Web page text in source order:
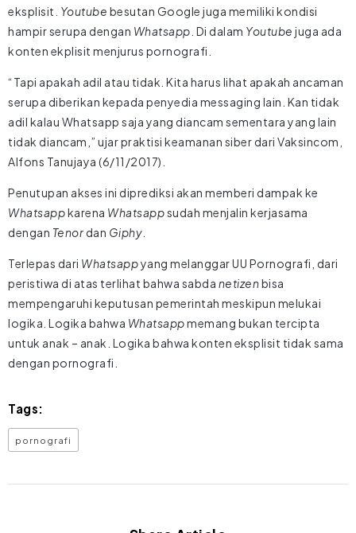
eksplisit. Youtube besutan Google juga memiliki kondisi
hampir serupa dengan Whatsapp . Di dalam Youtube juga ada
konten ekplisit menjurus pornografi.
“Tapi apakah adil atau tidak. Kita harus lihat apakah ancaman
serupa diberikan kepada penyedia messaging lain. Kan tidak
adil kalau Whatsapp saja yang diancam sementara yang lain
tidak diancam,” ujar praktisi keamanan siber dari Vaksincom,
Alfons Tanujaya (6/11/2017).
Penutupan akses ini diprediksi akan memberi dampak ke
Whatsappkarena Whatsappsudah menjalin kerjasama
dengan Tenor dan Giphy
Terlepas dari Whatsappyang melanggar UU Pornografi, dari
peristiwa di atas terlihat bahwa sabda netizenbisa
mempengaruhi keputusan pemerintah meskipun melukai
logika. Logika bahwa Whatsappmemang bukan tercipta
untuk anak – anak. Logika bahwa konten eksplisit tidak sama
dengan pornografi.
Tags:
pornografi